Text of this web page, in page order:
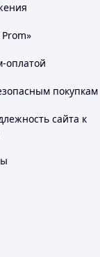
оплатой
покупкам
сайта к